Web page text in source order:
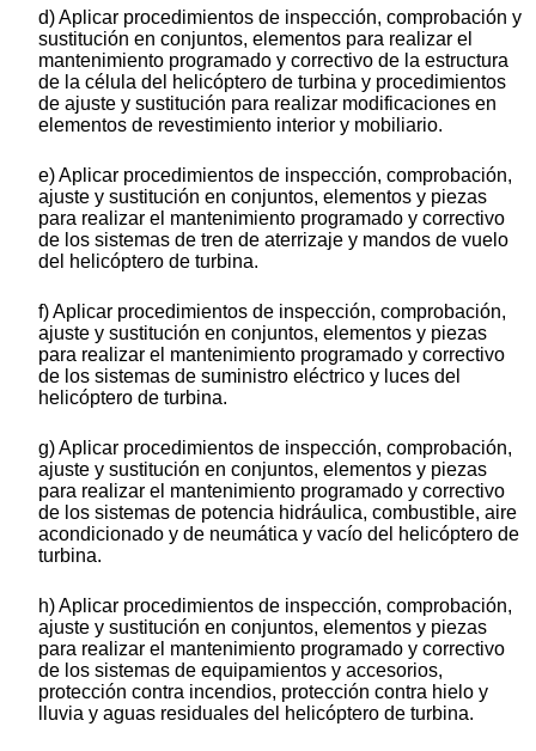
d) Aplicar procedimientos de inspección, comprobación y
sustitución en conjuntos, elementos para realizar el
mantenimiento programado y correctivo de la estructura
de la célula del helicóptero de turbina y procedimientos
de ajuste y sustitución para realizar modificaciones en
elementos de revestimiento interior y mobiliario.
e) Aplicar procedimientos de inspección, comprobación,
ajuste y sustitución en conjuntos, elementos y piezas
para realizar el mantenimiento programado y correctivo
de los sistemas de tren de aterrizaje y mandos de vuelo
del helicóptero de turbina.
f) Aplicar procedimientos de inspección, comprobación,
ajuste y sustitución en conjuntos, elementos y piezas
para realizar el mantenimiento programado y correctivo
de los sistemas de suministro eléctrico y luces del
helicóptero de turbina.
g) Aplicar procedimientos de inspección, comprobación,
ajuste y sustitución en conjuntos, elementos y piezas
para realizar el mantenimiento programado y correctivo
de los sistemas de potencia hidráulica, combustible, aire
acondicionado y de neumática y vacío del helicóptero de
turbina.
h) Aplicar procedimientos de inspección, comprobación,
ajuste y sustitución en conjuntos, elementos y piezas
para realizar el mantenimiento programado y correctivo
de los sistemas de equipamientos y accesorios,
protección contra incendios, protección contra hielo y
lluvia y aguas residuales del helicóptero de turbina.